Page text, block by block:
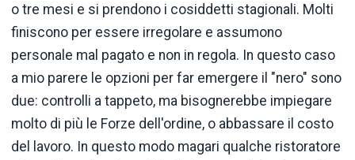
o tre mesi e si prendono i cosiddetti stagionali. Molti
finiscono per essere irregolare e assumono
personale mal pagato e non in regola. In questo caso
a mio parere le opzioni per far emergere il "nero" sono
due: controlli a tappeto, ma bisognerebbe impiegare
molto di più le Forze dell'ordine, o abbassare il costo
del lavoro. In questo modo magari qualche ristoratore